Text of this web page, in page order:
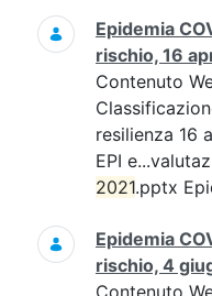
Epidemia
rischio, 16
Contenuto
resilienza 16
EPI
2021.pptx
Epidemia
rischio, 4
Contenuto